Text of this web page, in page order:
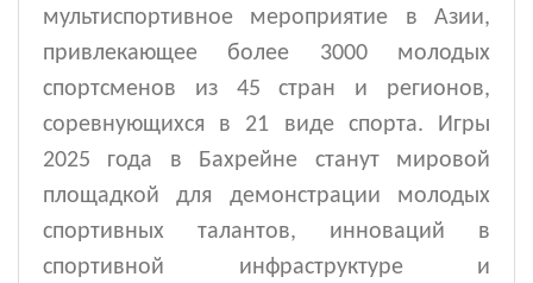
мультиспортивное мероприятие в Азии,
привлекающее более 3000 молодых
спортсменов из 45 стран и регионов,
соревнующихся в 21 виде спорта. Игры
2025 года в Бахрейне станут мировой
площадкой для демонстрации молодых
спортивных талантов, инноваций в
спортивной инфраструктуре и